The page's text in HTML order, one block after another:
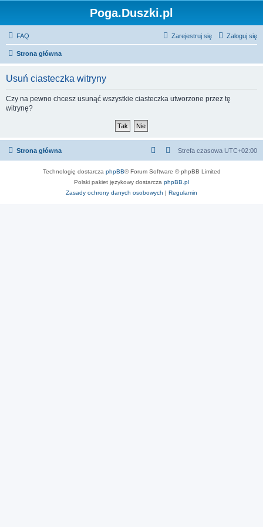
Poga.Duszki.pl
FAQ Zaloguj się
Zarejestruj się
Strona główna
Usuń ciasteczka witryny
Czy na pewno chcesz usunąć wszystkie ciasteczka utworzone przez tę
witrynę?
Strona główna Strefa czasowa UTC+02:00
Technologię dostarcza phpBB® Forum Software © phpBB Limited
Polski pakiet językowy dostarcza phpBB.pl
Zasady ochrony danych osobowych | Regulamin